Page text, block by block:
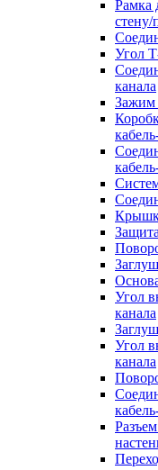
Рамка
Угол
канала
Зажим
Угол
канала
Угол
канала